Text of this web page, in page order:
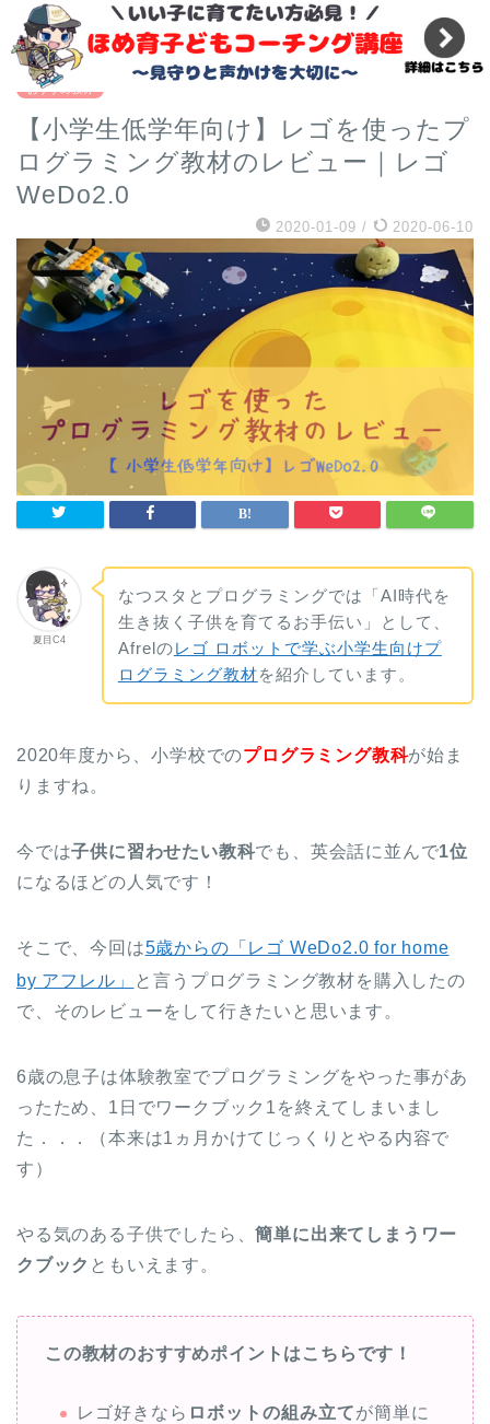
『必修科目』小学校のプログラミング教育ではプログラマ
ーになれない理由
おすすめ教材
【小学生低学年向け】レゴを使ったプ
ログラミング教材のレビュー｜レゴ
WeDo2.0
2020-01-09 / 2020-06-10
夏目C4
なつスタとプログラミングでは「AI時代を
生き抜く子供を育てるお手伝い」として、
Afrelのレゴ ロボットで学ぶ小学生向けプ
ログラミング教材を紹介しています。
2020年度から、小学校でのプログラミング教科が始ま
りますね。
今では子供に習わせたい教科でも、英会話に並んで1位
になるほどの人気です！
そこで、今回は5歳からの「レゴ WeDo2.0 for home
by アフレル」
と言うプログラミング教材を購入したの
で、そのレビューをして行きたいと思います。
6歳の息子は体験教室でプログラミングをやった事があ
ったため、1日でワークブック1を終えてしまいまし
た．．．（本来は1ヵ月かけてじっくりとやる内容で
す）
やる気のある子供でしたら、簡単に出来てしまうワー
クブック ともいえます。
この教材のおすすめポイントはこちらです！
レゴ好きなら ロボットの組み立てが簡単に